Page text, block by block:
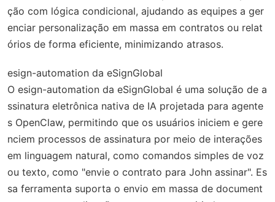
ção com lógica condicional, ajudando as equipes a ger
enciar personalização em massa em contratos ou relat
órios de forma eficiente, minimizando atrasos.
esign-automation da eSignGlobal
O esign-automation da eSignGlobal é uma solução de a
ssinatura eletrônica nativa de IA projetada para agente
s OpenClaw, permitindo que os usuários iniciem e gere
nciem processos de assinatura por meio de interações
em linguagem natural, como comandos simples de voz
ou texto, como "envie o contrato para John assinar". Es
sa ferramenta suporta o envio em massa de document